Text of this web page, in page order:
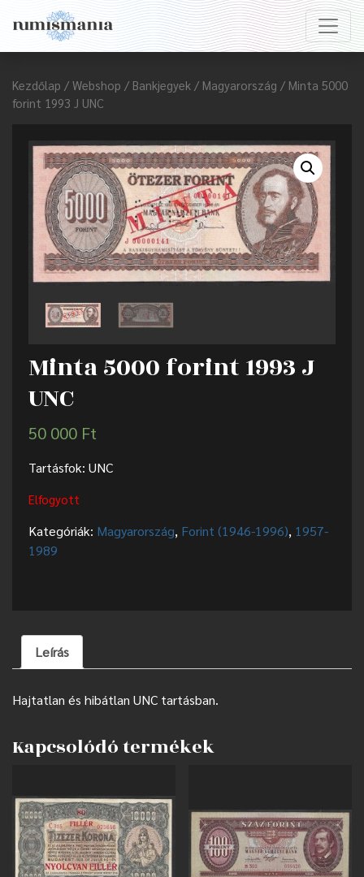
Kezdőlap / Webshop / Bankjegyek / Magyarország / Minta 5000
forint 1993 J UNC
Minta 5000 forint 1993 J
UNC
50 000 Ft
Tartásfok: UNC
Elfogyott
Kategóriák: Magyarország, Forint (1946-1996), 1957-
1989
Leírás
Hajtatlan és hibátlan UNC tartásban.
Kapcsolódó termékek